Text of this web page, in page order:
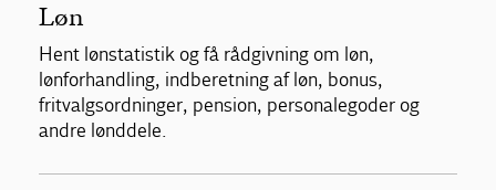
Løn
Hent lønstatistik og få rådgivning om løn,
lønforhandling, indberetning af løn, bonus,
fritvalgsordninger, pension, personalegoder og
andre lønddele.